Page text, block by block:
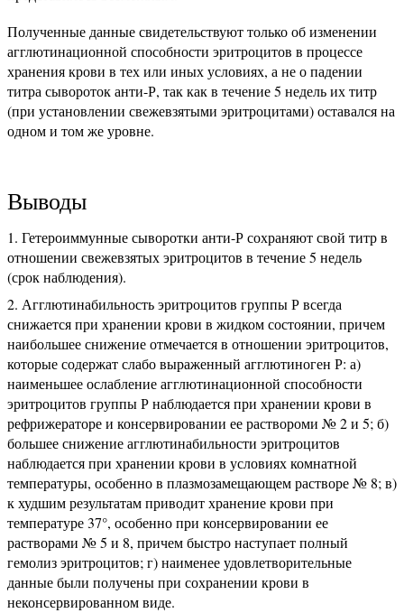
Полученные данные свидетельствуют только об изменении
агглютинационной способности эритроцитов в процессе
хранения крови в тех или иных условиях, а не о падении
титра сывороток анти-Р, так как в течение 5 недель их титр
(при установлении свежевзятыми эритроцитами) оставался на
одном и том же уровне.
Выводы
Гетероиммунные сыворотки анти-Р сохраняют свой титр в
отношении свежевзятых эритроцитов в течение 5 недель
(срок наблюдения).
Агглютинабильность эритроцитов группы Р всегда
снижается при хранении крови в жидком состоянии, причем
наибольшее снижение отмечается в отношении эритроцитов,
которые содержат слабо выраженный агглютиноген Р: а)
наименьшее ослабление агглютинационной способности
эритроцитов группы Р наблюдается при хранении крови в
рефрижераторе и консервировании ее раствороми № 2 и 5; б)
большее снижение агглютинабильности эритроцитов
наблюдается при хранении крови в условиях комнатной
температуры, особенно в плазмозамещающем растворе № 8; в)
к худшим результатам приводит хранение крови при
температуре 37°, особенно при консервировании ее
растворами № 5 и 8, причем быстро наступает полный
гемолиз эритроцитов; г) наименее удовлетворительные
данные были получены при сохранении крови в
неконсервированном виде.